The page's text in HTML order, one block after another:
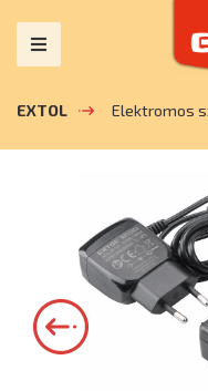
EXTOL Elektromos